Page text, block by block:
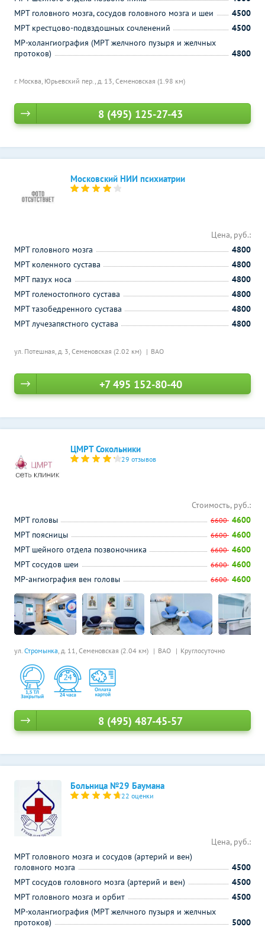
г. Москва, Юрьевский пер., д. 13, Семеновская (1.98 км)
МРТ головного мозга, сосудов головного мозга и шеи
4500
МРТ крестцово-подвздошных сочленений
4500
МР-холангиография (МРТ желчного пузыря и желчных
протоков)
4800
8 (495) 125-27-43
Московский НИИ психиатрии
ул. Потешная, д. 3, Семеновская (2.02 км) ВАО
Цена, руб.:
МРТ головного мозга
4800
МРТ коленного сустава
4800
МРТ пазух носа
4800
МРТ голеностопного сустава
4800
МРТ тазобедренного сустава
4800
МРТ лучезапястного сустава
4800
+7 495 152-80-40
ЦМРТ Сокольники
29 отзывов
ул. Стромынка, д. 11, Семеновская (2.04 км) ВАО Круглосуточно
Стоимость, руб.:
МРТ головы
6600 4600
МРТ поясницы
6600 4600
МРТ шейного отдела позвоночника
6600 4600
МРТ сосудов шеи
6600 4600
МР-ангиография вен головы
6600 4600
8 (495) 487-45-57
Больница №29 Баумана
22 оценки
Цена, руб.:
МРТ головного мозга и сосудов (артерий и вен)
головного мозга
4500
МРТ сосудов головного мозга (артерий и вен)
4500
МРТ головного мозга и орбит
4500
МР-холангиография (МРТ желчного пузыря и желчных
протоков)
5000